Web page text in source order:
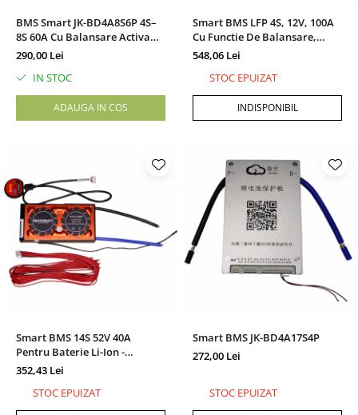
BMS Smart JK-BD4A8S6P 4S–
8S 60A Cu Balansare Activa
0.4A Si Bluetooth
290,00 Lei
IN STOC
ADAUGA IN COS
Smart BMS LFP 4S, 12V, 100A
Cu Functie De Balansare,
Bluetooth, Port Comun
548,06 Lei
STOC EPUIZAT
INDISPONIBIL
Smart BMS 14S 52V 40A
Pentru Baterie Li-Ion -
Balansare Si Conectivitate
352,43 Lei
STOC EPUIZAT
Smart BMS JK-BD4A17S4P
272,00 Lei
STOC EPUIZAT